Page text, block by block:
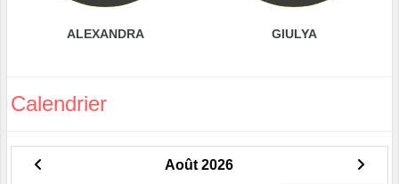
ALEXANDRA GIULYA
Calendrier
Août 2026